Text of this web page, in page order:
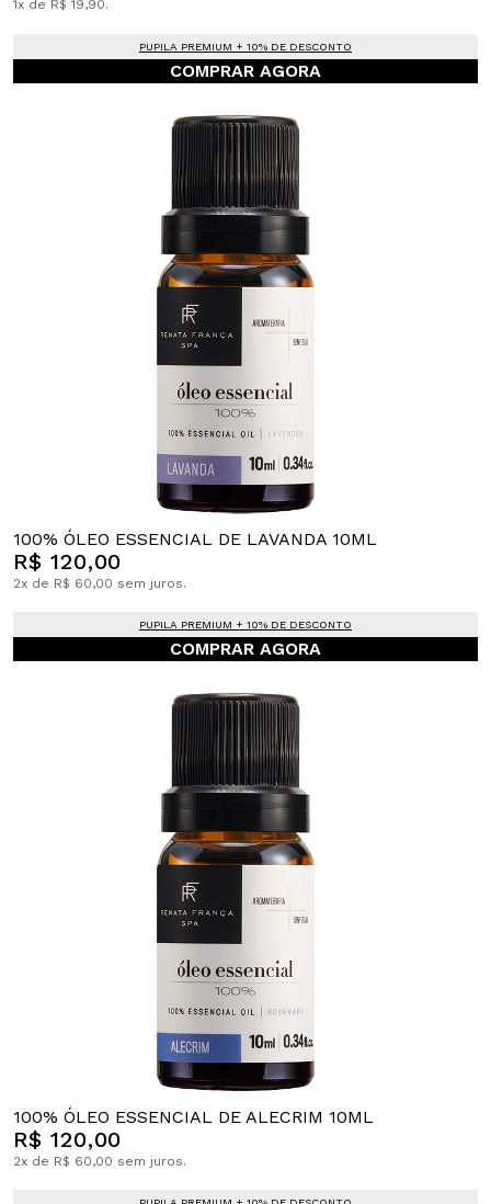
1x de R$ 19,90.
PUPILA PREMIUM + 10% DE DESCONTO
COMPRAR AGORA
100% ÓLEO ESSENCIAL DE LAVANDA 10ML
R$ 120,00
2x de R$ 60,00 sem juros.
PUPILA PREMIUM + 10% DE DESCONTO
COMPRAR AGORA
100% ÓLEO ESSENCIAL DE ALECRIM 10ML
R$ 120,00
2x de R$ 60,00 sem juros.